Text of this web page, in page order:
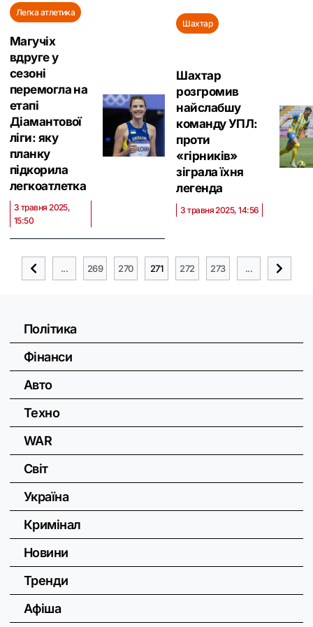
Легка атлетика
Магучіх
вдруге у
сезоні
перемогла на
етапі
Діамантової
ліги: яку
планку
підкорила
легкоатлетка
3 травня 2025,
15:50
Шахтар
Шахтар
розгромив
найслабшу
команду УПЛ:
проти
«гірників»
зіграла їхня
легенда
3 травня 2025, 14:56
... 269 270 271 272 273 ...
Політика
Фінанси
Авто
Техно
WAR
Світ
Україна
Кримінал
Новини
Тренди
Афіша